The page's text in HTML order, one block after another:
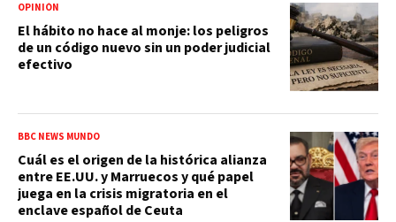
OPINIÓN
El hábito no hace al monje: los peligros
de un código nuevo sin un poder judicial
efectivo
BBC NEWS MUNDO
Cuál es el origen de la histórica alianza
entre EE.UU. y Marruecos y qué papel
juega en la crisis migratoria en el
enclave español de Ceuta